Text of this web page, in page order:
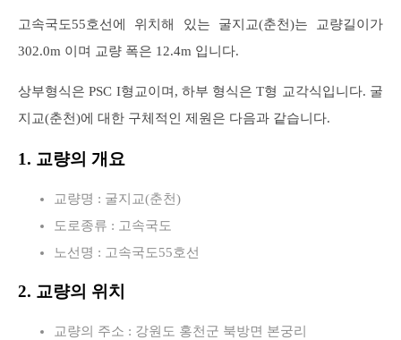
고속국도55호선에 위치해 있는 굴지교(춘천)는 교량길이가
302.0m 이며 교량 폭은 12.4m 입니다.
상부형식은 PSC I형교이며, 하부 형식은 T형 교각식입니다. 굴
지교(춘천)에 대한 구체적인 제원은 다음과 같습니다.
1. 교량의 개요
교량명 : 굴지교(춘천)
도로종류 : 고속국도
노선명 : 고속국도55호선
2. 교량의 위치
교량의 주소 : 강원도 홍천군 북방면 본궁리